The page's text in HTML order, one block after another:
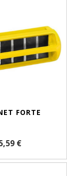
FORTE
€